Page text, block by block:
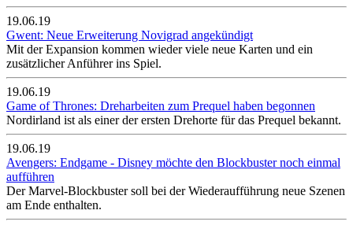
19.06.19
Gwent: Neue Erweiterung Novigrad angekündigt
Mit der Expansion kommen wieder viele neue Karten und ein
zusätzlicher Anführer ins Spiel.
19.06.19
Game of Thrones: Dreharbeiten zum Prequel haben begonnen
Nordirland ist als einer der ersten Drehorte für das Prequel bekannt.
19.06.19
Avengers: Endgame - Disney möchte den Blockbuster noch einmal
aufführen
Der Marvel-Blockbuster soll bei der Wiederaufführung neue Szenen
am Ende enthalten.